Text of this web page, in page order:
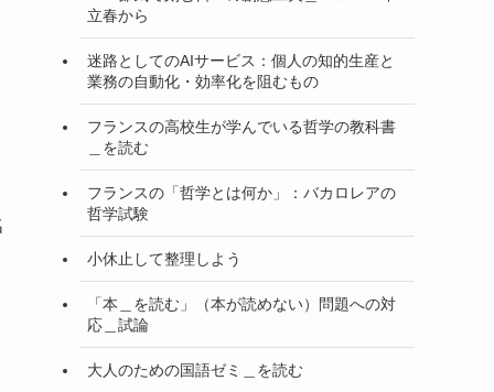
立春から
迷路としてのAIサービス：個人の知的生産と
業務の自動化・効率化を阻むもの
フランスの高校生が学んでいる哲学の教科書
＿を読む
フランスの「哲学とは何か」：バカロレアの
哲学試験
小休止して整理しよう
「本＿を読む」（本が読めない）問題への対
応＿試論
大人のための国語ゼミ＿を読む